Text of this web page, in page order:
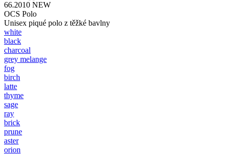
66.2010 NEW
OCS Polo
Unisex piqué polo z těžké bavlny
white
black
charcoal
grey melange
fog
birch
latte
thyme
sage
ray
brick
prune
aster
orion